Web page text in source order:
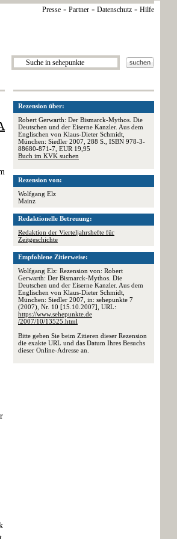
Presse - Partner - Datenschutz - Hilfe
Rezension über:
Robert Gerwarth: Der Bismarck-Mythos. Die
Deutschen und der Eiserne Kanzler. Aus dem
Englischen von Klaus-Dieter Schmidt,
München: Siedler 2007, 288 S., ISBN 978-3-
88680-871-7, EUR 19,95
Buch im KVK suchen
Rezension von:
Wolfgang Elz
Mainz
Redaktionelle Betreuung:
Redaktion der Vierteljahrshefte für
Zeitgeschichte
Empfohlene Zitierweise:
Wolfgang Elz: Rezension von: Robert
Gerwarth: Der Bismarck-Mythos. Die
Deutschen und der Eiserne Kanzler. Aus dem
Englischen von Klaus-Dieter Schmidt,
München: Siedler 2007, in: sehepunkte 7
(2007), Nr. 10 [15.10.2007], URL:
https://www.sehepunkte.de
/2007/10/13525.html
Bitte geben Sie beim Zitieren dieser Rezension
die exakte URL und das Datum Ihres Besuchs
dieser Online-Adresse an.